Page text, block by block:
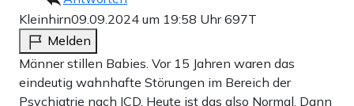
Kleinhirn09.09.2024 um 19:58 Uhr697T
Melden
Männer stillen Babies. Vor 15 Jahren waren das
eindeutig wahnhafte Störungen im Bereich der
Psychiatrie nach ICD. Heute ist das also Normal. Dann